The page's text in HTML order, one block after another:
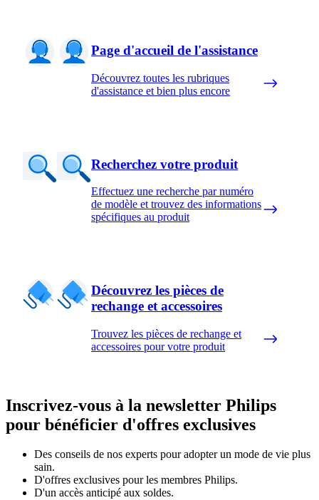
Page d'accueil de l'assistance
Découvrez toutes les rubriques
d'assistance et bien plus encore
Recherchez votre produit
Effectuez une recherche par numéro
de modèle et trouvez des informations
spécifiques au produit
Découvrez les pièces de
rechange et accessoires
Trouvez les pièces de rechange et
accessoires pour votre produit
Inscrivez-vous à la newsletter Philips
pour bénéficier d'offres exclusives
Des conseils de nos experts pour adopter un mode de vie plus
sain.
D'offres exclusives pour les membres Philips.
D'un accès anticipé aux soldes.